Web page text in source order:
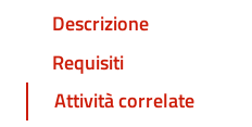
Descrizione
Requisiti
Attività correlate